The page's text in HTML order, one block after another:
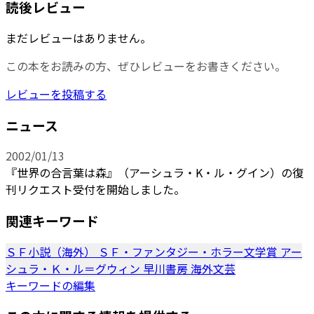
読後レビュー
まだレビューはありません。
この本をお読みの方、ぜひレビューをお書きください。
レビューを投稿する
ニュース
2002/01/13
『世界の合言葉は森』（アーシュラ・K・ル・グイン）の復
刊リクエスト受付を開始しました。
関連キーワード
ＳＦ小説（海外） ＳＦ・ファンタジー・ホラー文学賞 アー
シュラ・Ｋ・ル＝グウィン 早川書房海外文芸
キーワードの編集